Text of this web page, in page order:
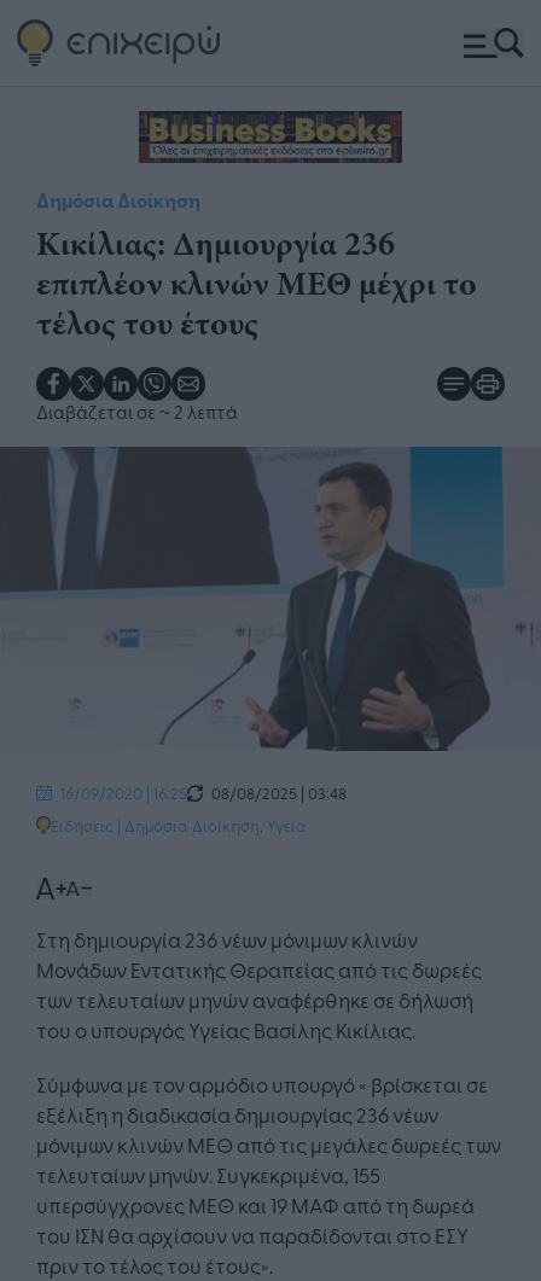
Δημόσια Διοίκηση
Κικίλιας: Δημιουργία 236
επιπλέον κλινών ΜΕΘ μέχρι το
τέλος του έτους
Διαβάζεται σε ~ 2 λεπτά
16/09/2020 | 16:25
08/08/2025 | 03:48
Ειδήσεις | Δημόσια Διοίκηση Υγεία
Στη δημιουργία 236 νέων μόνιμων κλινών
Μονάδων Εντατικής Θεραπείας από τις δωρεές
των τελευταίων μηνών αναφέρθηκε σε δήλωσή
του ο υπουργός Υγείας Βασίλης Κικίλιας.
Σύμφωνα με τον αρμόδιο υπουργό « βρίσκεται σε
εξέλιξη η διαδικασία δημιουργίας 236 νέων
μόνιμων κλινών ΜΕΘ από τις μεγάλες δωρεές των
τελευταίων μηνών. Συγκεκριμένα, 155
υπερσύγχρονες ΜΕΘ και 19 ΜΑΦ από τη δωρεά
του ΙΣΝ θα αρχίσουν να παραδίδονται στο ΕΣΥ
πριν το τέλος του έτους».